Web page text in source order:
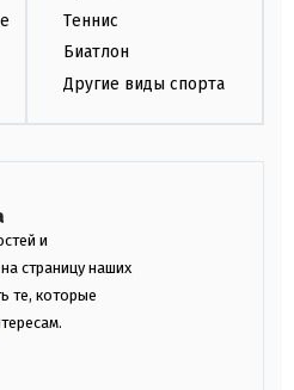
Теннис
Биатлон
Другие виды спорта
и
страницу наших
те, которые